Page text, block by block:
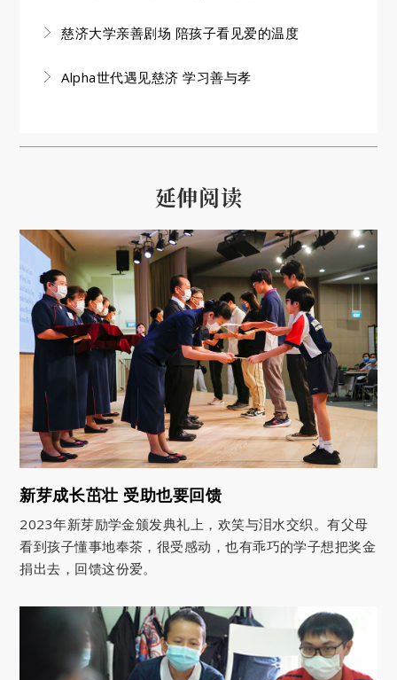
慈济大学亲善剧场 陪孩子看见爱的温度
Alpha世代遇见慈济 学习善与孝
延伸阅读
新芽成长茁壮 受助也要回馈
2023年新芽励学金颁发典礼上，欢笑与泪水交织。有父母
看到孩子懂事地奉茶，很受感动，也有乖巧的学子想把奖金
捐出去，回馈这份爱。